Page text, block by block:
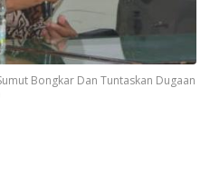
Bongkar Dan Tuntaskan Dugaan